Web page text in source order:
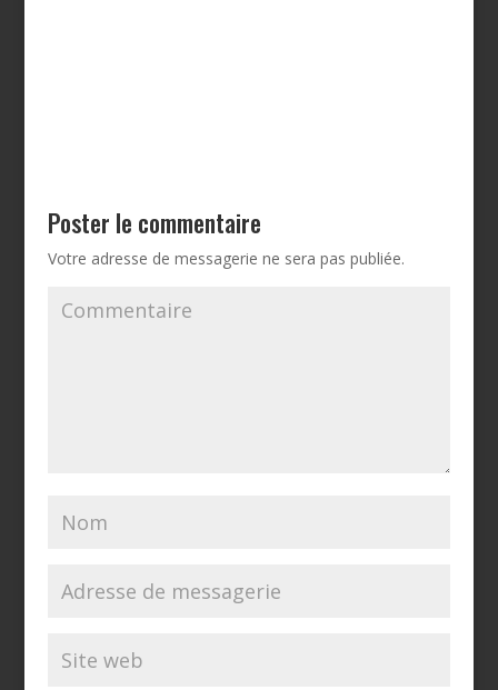
Poster le commentaire
Votre adresse de messagerie ne sera pas publiée.